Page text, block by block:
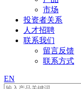
市场
投资者关系
人才招聘
联系我们
留言反馈
联系方式
EN